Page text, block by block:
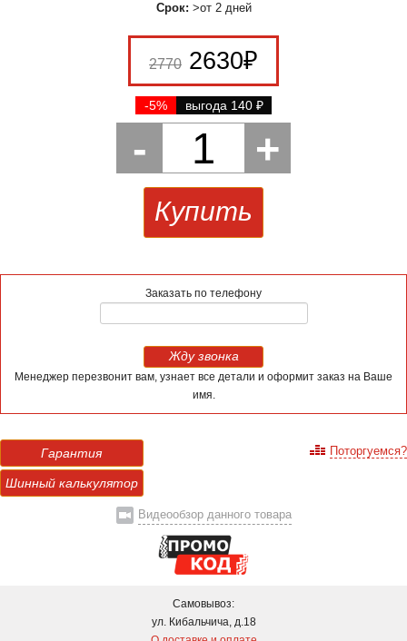
Срок: >от 2 дней
2770 2630₽
-5% выгода 140 ₽
- 1 +
Купить
Заказать по телефону
Жду звонка
Менеджер перезвонит вам, узнает все детали и оформит заказ на Ваше
имя.
Гарантия
Шинный калькулятор
Поторгуемся?
Видеообзор данного товара
Самовывоз:
ул. Кибальчича, д.18